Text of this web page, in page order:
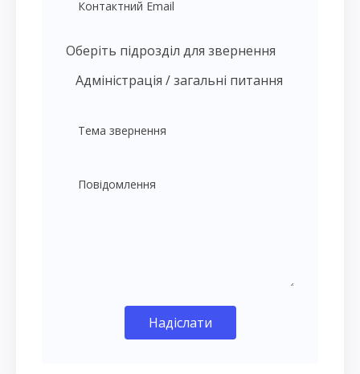
Оберіть підрозділ для звернення
Надіслати